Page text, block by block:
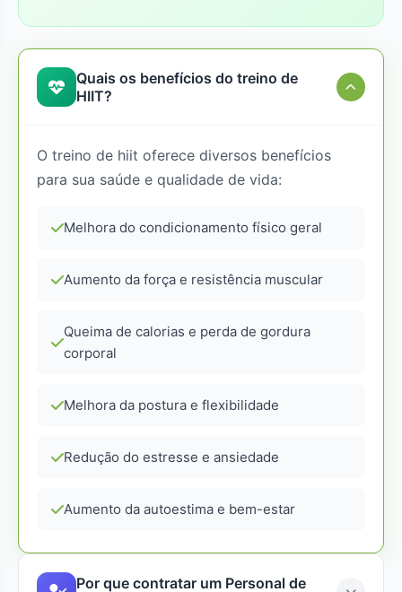
Quais os benefícios do treino de
HIIT?
O treino de hiit oferece diversos benefícios
para sua saúde e qualidade de vida:
Melhora do condicionamento físico geral
Aumento da força e resistência muscular
Queima de calorias e perda de gordura
corporal
Melhora da postura e flexibilidade
Redução do estresse e ansiedade
Aumento da autoestima e bem-estar
Por que contratar um Personal de